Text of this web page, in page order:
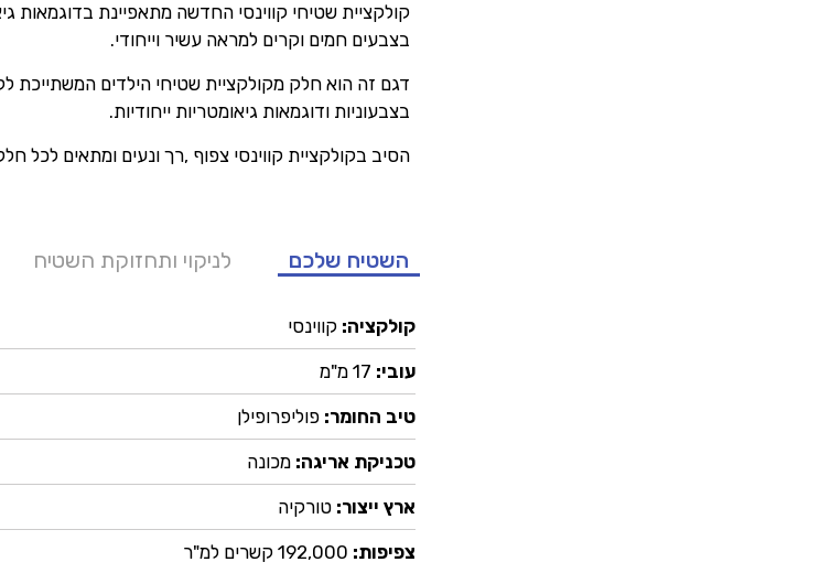
קולקציית שטיחי קווינסי החדשה מתאפיינת בדוגמאות
בצבעים חמים וקרים למראה עשיר וייחודי.
דגם זה הוא חלק מקולקציית שטיחי הילדים המשתייכת
בצבעוניות ודוגמאות גיאומטריות ייחודיות.
הסיב בקולקציית קווינסי צפוף ,רך ונעים ומתאים לכל
השטיח שלכם לניקוי ותחזוקת השטיח
קולקציה: קווינסי
עובי: 17 מ"מ
טיב החומר: פוליפרופילן
טכניקת אריגה: מכונה
ארץ ייצור: טורקיה
צפיפות: 192,000 קשרים למ"ר